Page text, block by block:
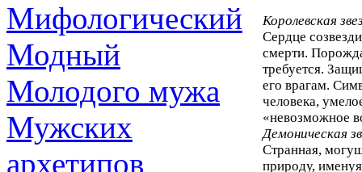
Мифологический
Модный
Молодого мужа
Мужских
архетипов
Королевская
Сердце
смерти.
требуется.
его врагам.
человека,
«невозможное
Демоническая
Странная,
природу,